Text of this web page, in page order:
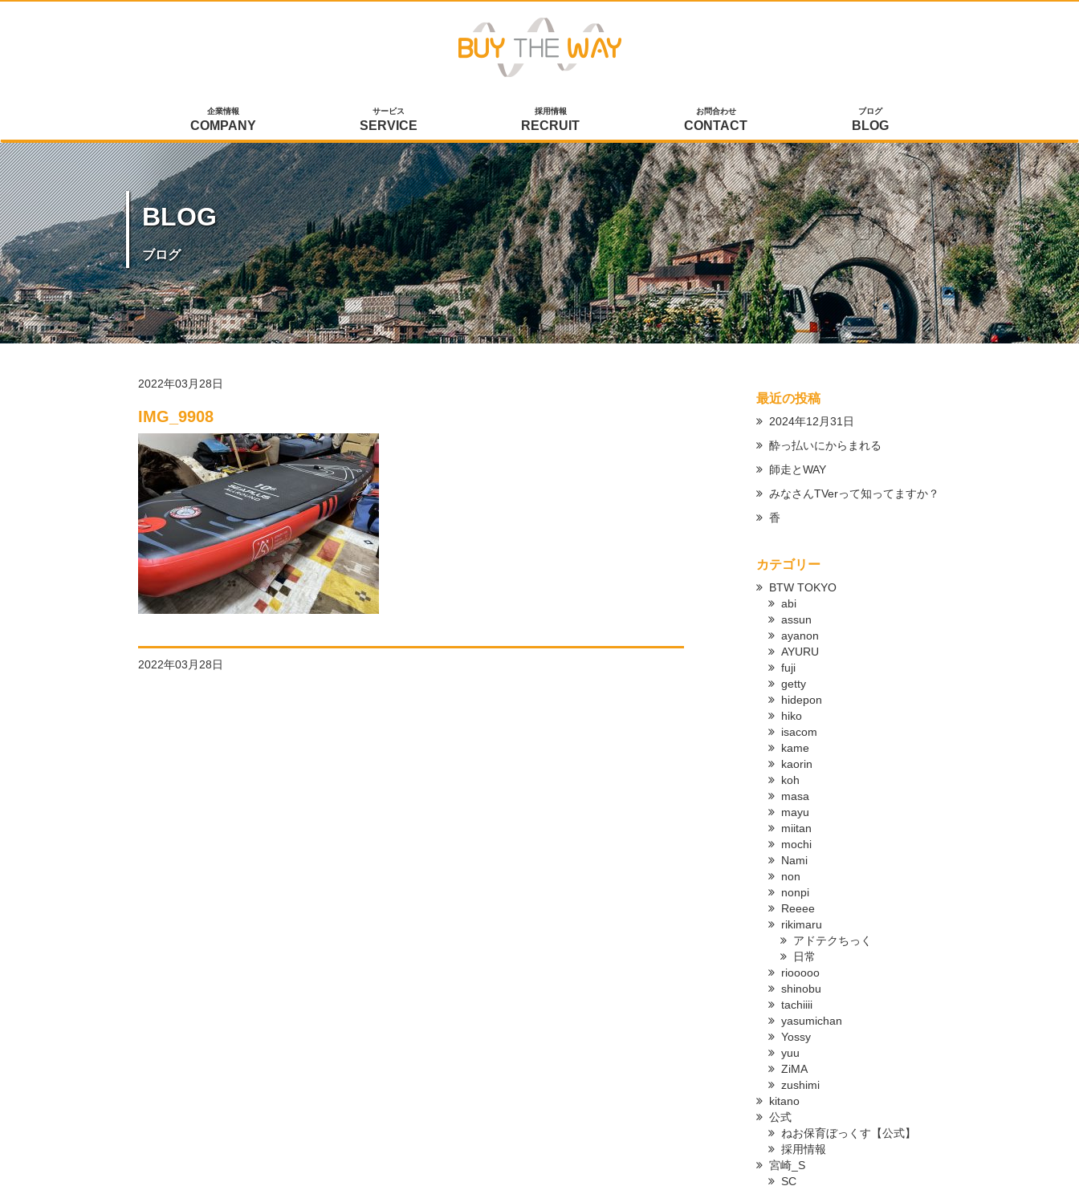
企業情報
COMPANY
サービス
SERVICE
採用情報
RECRUIT
お問合わせ
CONTACT
ブログ
BLOG
BLOG
ブログ
2022年03月28日
IMG_9908
2022年03月28日
最近の投稿
2024年12月31日
酔っ払いにからまれる
師走とWAY
みなさんTVerって知ってますか？
香
カテゴリー
BTW TOKYO
abi
assun
ayanon
AYURU
fuji
getty
hidepon
hiko
isacom
kame
kaorin
koh
masa
mayu
miitan
mochi
Nami
non
nonpi
Reeee
rikimaru
アドテクちっく
日常
riooooo
shinobu
tachiiii
yasumichan
Yossy
yuu
ZiMA
zushimi
kitano
公式
ねお保育ぼっくす【公式】
採用情報
宮崎_S
SC